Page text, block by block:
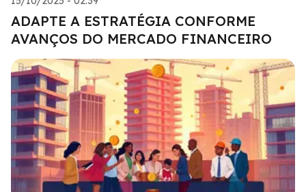
ADAPTE A ESTRATÉGIA CONFORME
AVANÇOS DO MERCADO FINANCEIRO